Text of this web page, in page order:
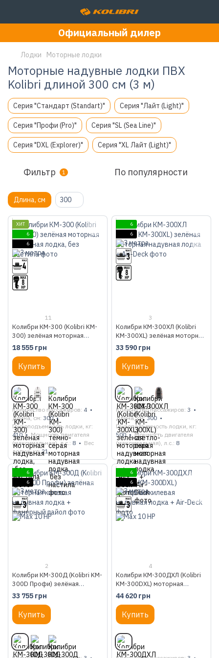
Официальный дилер
Лодки Моторные лодки
Моторные надувные лодки ПВХ
Kolibri длиной 300 см (3 м)
Серия "Стандарт (Standart)" Серия "Лайт (Light)"
Серия "Профи (Pro)" Серия "SL (Sea Line)"
Серия "DXL (Explorer)" Серия "XL Лайт (Light)"
Фильтр 1 По популярности
Длина, см 300
ХИТ
6
6
11
Колибри КМ-300 (Kolibri KM-
300) зелёная моторная
надувная лодка, без настила
18 555 грн
Купить
Количество пассажиров 4
Длина, см 300
Грузоподъемность лодки, кг
410
Мощность двигателя
(максимальная), л.с. 8
Вес
лодки, кг 21
6
6
3
Колибри КМ-300ХЛ (Kolibri
KM-300XL) зелёная моторная
надувная лодка + Air-Deck
33 590 грн
Купить
Количество пассажиров 3
Длина, см 300
Грузоподъемность лодки, кг
500
Мощность двигателя
(максимальная), л.с. 8
6
6
2
Колибри КМ-300Д (Kolibri KM-
300D Профи) зелёная
моторная килевая надувная
лодка + фанерный пайол
33 755 грн
Купить
6
6
4
Колибри КМ-300ДХЛ (Kolibri
KM-300DXL) моторная
килевая надувная лодка + Air-
44 620 грн
Купить